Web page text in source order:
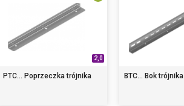
2,0
PTC... Poprzeczka trójnika BTC... Bok trójnika